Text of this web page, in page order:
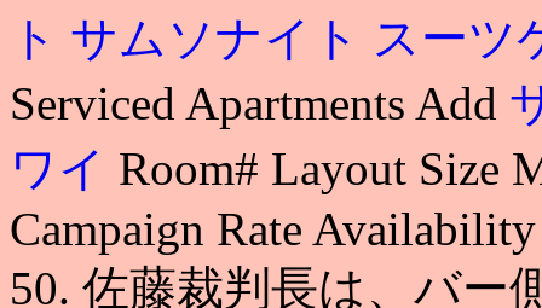
ト サムソナイト スーツ
Serviced Apartments Add
ワイ Room# Layout Size
Campaign Rate
50. 佐藤裁判長は、バー